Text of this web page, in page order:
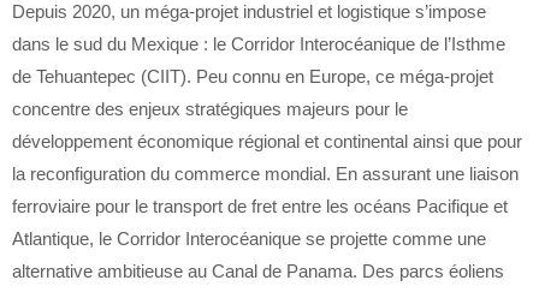
Depuis 2020, un méga-projet industriel et logistique s’impose
dans le sud du Mexique : le Corridor Interocéanique de l’Isthme
de Tehuantepec (CIIT). Peu connu en Europe, ce méga-projet
concentre des enjeux stratégiques majeurs pour le
développement économique régional et continental ainsi que pour
la reconfiguration du commerce mondial. En assurant une liaison
ferroviaire pour le transport de fret entre les océans Pacifique et
Atlantique, le Corridor Interocéanique se projette comme une
alternative ambitieuse au Canal de Panama. Des parcs éoliens